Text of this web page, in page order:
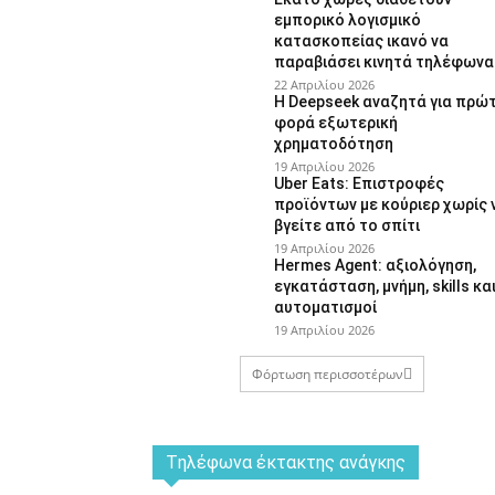
εμπορικό λογισμικό
κατασκοπείας ικανό να
παραβιάσει κινητά τηλέφωνα
22 Απριλίου 2026
Η Deepseek αναζητά για
φορά εξωτερική
χρηματοδότηση
19 Απριλίου 2026
Uber Eats: Επιστροφές
προϊόντων με κούριερ χωρίς
βγείτε από το σπίτι
19 Απριλίου 2026
Hermes Agent: αξιολόγηση,
εγκατάσταση, μνήμη, skills και
αυτοματισμοί
19 Απριλίου 2026
Φόρτωση περισσοτέρων
Tηλέφωνα έκτακτης ανάγκης